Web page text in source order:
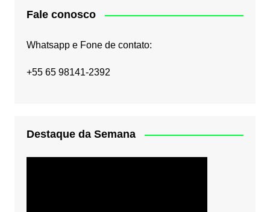
Fale conosco
Whatsapp e Fone de contato:
+55 65 98141-2392
Destaque da Semana